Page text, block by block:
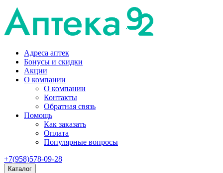
Адреса аптек
Бонусы и скидки
Акции
О компании
О компании
Контакты
Обратная связь
Помощь
Как заказать
Оплата
Популярные вопросы
+7(958)578-09-28
Каталог